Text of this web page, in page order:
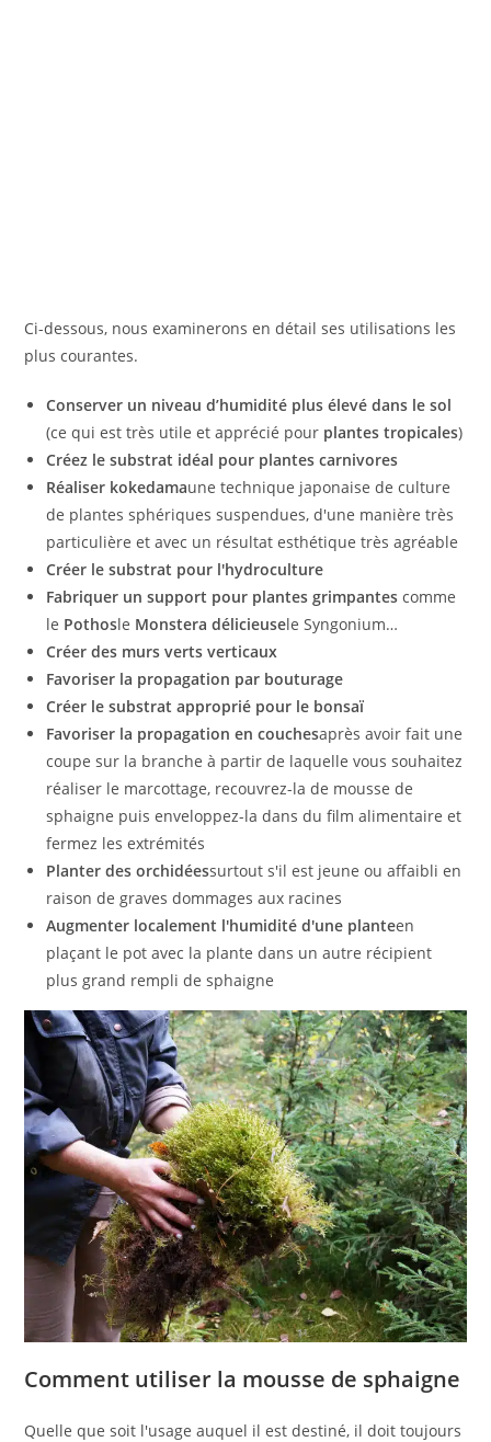
Ci-dessous, nous examinerons en détail ses utilisations les
plus courantes.
Conserver un niveau d’humidité plus élevé dans le sol
(ce qui est très utile et apprécié pour plantes tropicales)
Créez le substrat idéal pour plantes carnivores
Réaliser kokedamaune technique japonaise de culture
de plantes sphériques suspendues, d'une manière très
particulière et avec un résultat esthétique très agréable
Créer le substrat pour l'hydroculture
Fabriquer un support pour plantes grimpantes comme
le Pothosle Monstera délicieusele Syngonium…
Créer des murs verts verticaux
Favoriser la propagation par bouturage
Créer le substrat approprié pour le bonsaï
Favoriser la propagation en couchesaprès avoir fait une
coupe sur la branche à partir de laquelle vous souhaitez
réaliser le marcottage, recouvrez-la de mousse de
sphaigne puis enveloppez-la dans du film alimentaire et
fermez les extrémités
Planter des orchidéessurtout s'il est jeune ou affaibli en
raison de graves dommages aux racines
Augmenter localement l'humidité d'une planteen
plaçant le pot avec la plante dans un autre récipient
plus grand rempli de sphaigne
Comment utiliser la mousse de sphaigne
Quelle que soit l'usage auquel il est destiné, il doit toujours